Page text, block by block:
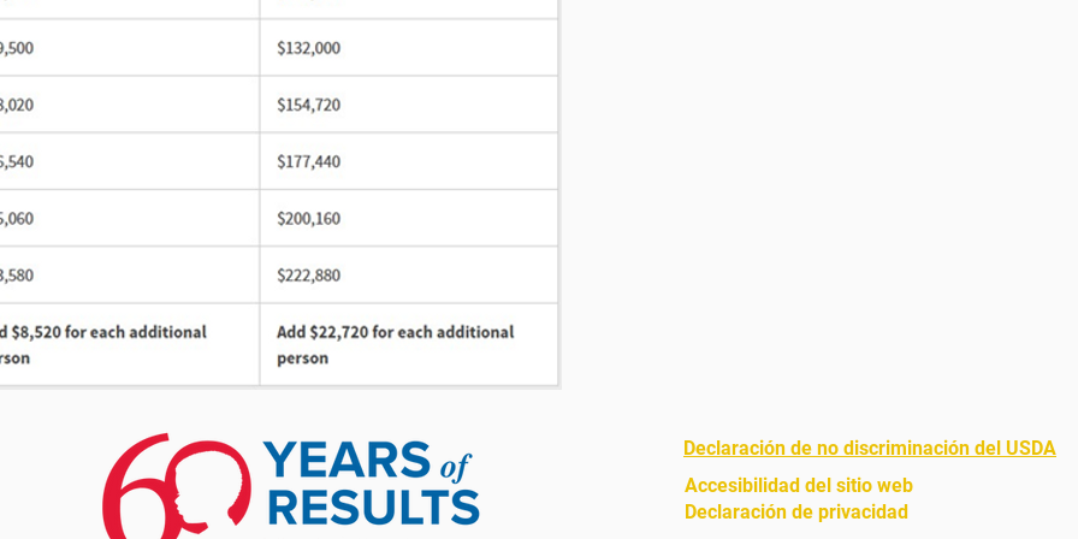
Declaración de no discriminación del USDA
Accesibilidad del sitio web
Declaración de privacidad